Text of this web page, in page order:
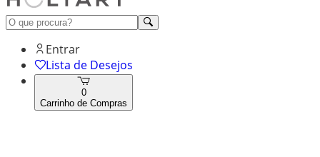
Entrar
Lista de Desejos
0
Carrinho de Compras